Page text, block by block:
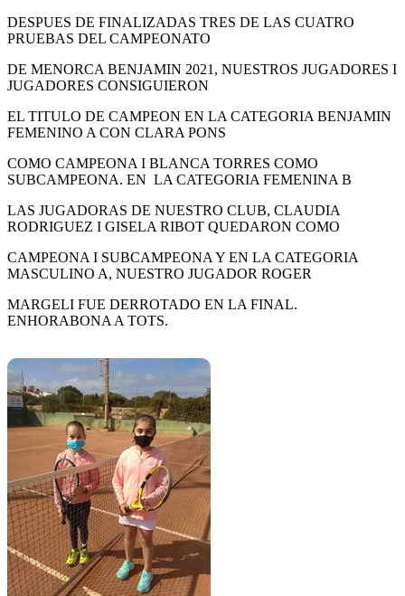
DESPUES DE FINALIZADAS TRES DE LAS CUATRO
PRUEBAS DEL CAMPEONATO
DE MENORCA BENJAMIN 2021, NUESTROS JUGADORES I
JUGADORES CONSIGUIERON
EL TITULO DE CAMPEON EN LA CATEGORIA BENJAMIN
FEMENINO A CON CLARA PONS
COMO CAMPEONA I BLANCA TORRES COMO
SUBCAMPEONA. EN LA CATEGORIA FEMENINA B
LAS JUGADORAS DE NUESTRO CLUB, CLAUDIA
RODRIGUEZ I GISELA RIBOT QUEDARON COMO
CAMPEONA I SUBCAMPEONA Y EN LA CATEGORIA
MASCULINO A, NUESTRO JUGADOR ROGER
MARGELI FUE DERROTADO EN LA FINAL.
ENHORABONA A TOTS.